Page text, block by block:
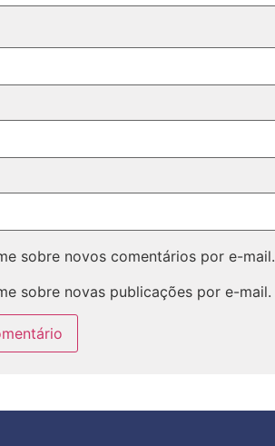
sobre novos comentários por e-mail.
sobre novas publicações por e-mail.